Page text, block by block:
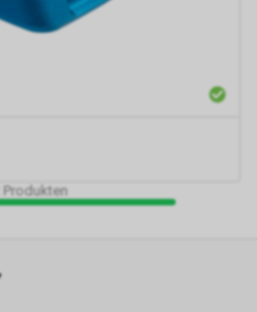
Produkten